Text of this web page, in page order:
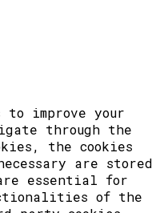
to improve your
through the
the cookies
are stored
essential for
of the